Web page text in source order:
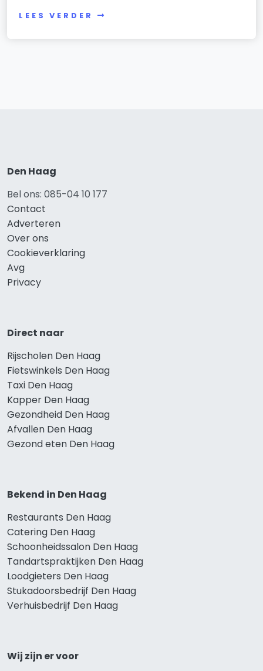
LEES VERDER
Den Haag
Bel ons: 085-04 10 177
Contact
Adverteren
Over ons
Cookieverklaring
Avg
Privacy
Direct naar
Rijscholen Den Haag
Fietswinkels Den Haag
Taxi Den Haag
Kapper Den Haag
Gezondheid Den Haag
Afvallen Den Haag
Gezond eten Den Haag
Bekend in Den Haag
Restaurants Den Haag
Catering Den Haag
Schoonheidssalon Den Haag
Tandartspraktijken Den Haag
Loodgieters Den Haag
Stukadoorsbedrijf Den Haag
Verhuisbedrijf Den Haag
Wij zijn er voor